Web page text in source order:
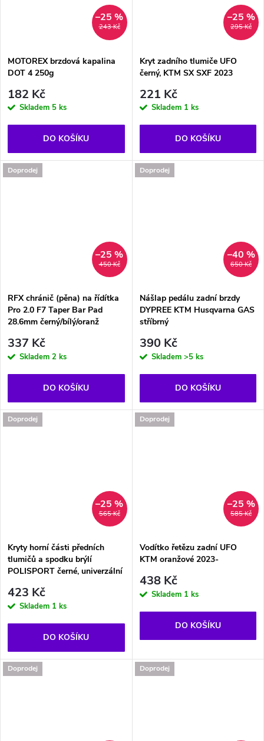
243 Kč
–25 %
MOTOREX brzdová kapalina
DOT 4 250g
182 Kč
Skladem 5 ks
DO KOŠÍKU
295 Kč
–25 %
Kryt zadního tlumiče UFO
černý, KTM SX SXF 2023
221 Kč
Skladem 1 ks
DO KOŠÍKU
Doprodej
450 Kč
–25 %
RFX chránič (pěna) na řídítka
Pro 2.0 F7 Taper Bar Pad
28.6mm černý/bílý/oranž
337 Kč
Skladem 2 ks
DO KOŠÍKU
Doprodej
650 Kč
–40 %
Nášlap pedálu zadní brzdy
DYPREE KTM Husqvarna GAS
stříbrný
390 Kč
Skladem >5 ks
DO KOŠÍKU
Doprodej
565 Kč
–25 %
Kryty horní části předních
tlumičů a spodku brýlí
POLISPORT černé, univerzální
423 Kč
Skladem 1 ks
DO KOŠÍKU
Doprodej
585 Kč
–25 %
Vodítko řetězu zadní UFO
KTM oranžové 2023-
438 Kč
Skladem 1 ks
DO KOŠÍKU
Doprodej Doprodej